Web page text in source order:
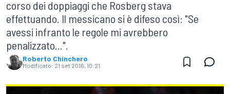
corso dei doppiaggi che Rosberg stava
effettuando. Il messicano si è difeso così: "Se
avessi infranto le regole mi avrebbero
penalizzato...".
Roberto Chinchero
Modificato: 21 set 2016, 10:21